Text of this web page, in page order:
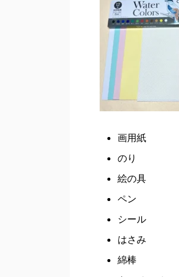
画用紙
のり
絵の具
ペン
シール
はさみ
綿棒